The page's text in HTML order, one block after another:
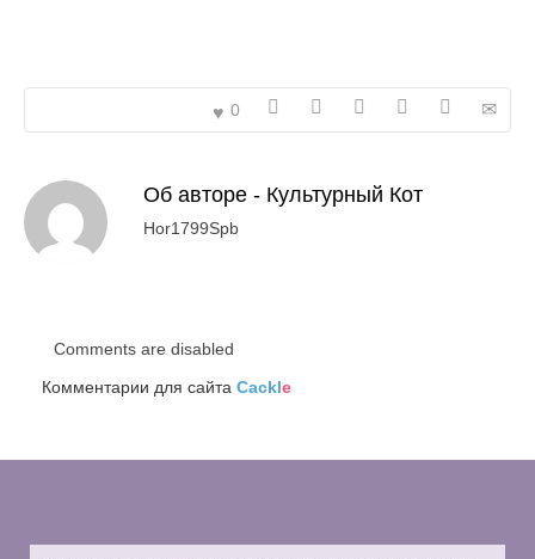
0
Об авторе - Культурный Кот
Hor1799Spb
Comments are disabled
Комментарии для сайта Cackle